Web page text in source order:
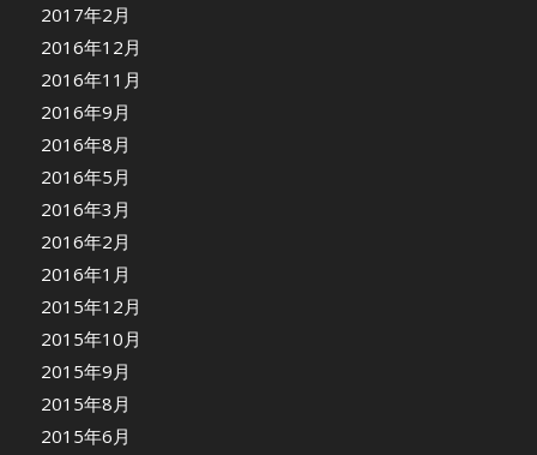
2017年2月
2016年12月
2016年11月
2016年9月
2016年8月
2016年5月
2016年3月
2016年2月
2016年1月
2015年12月
2015年10月
2015年9月
2015年8月
2015年6月